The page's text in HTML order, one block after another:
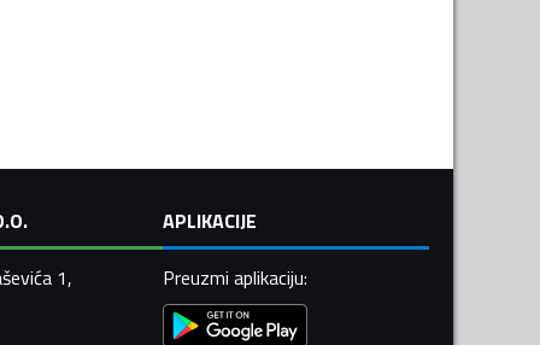
1,
APLIKACIJE
Preuzmi aplikaciju: